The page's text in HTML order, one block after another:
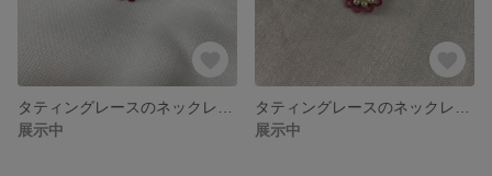
展示中
展示中